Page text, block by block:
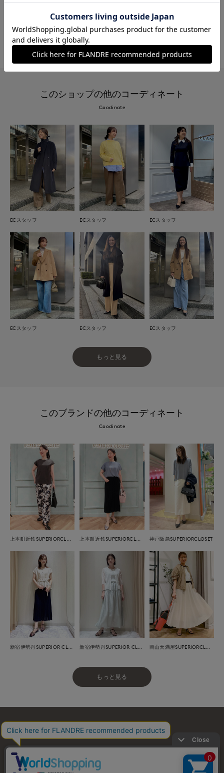
#ワンピース #通勤・仕事 #オフィスカジュアル
#骨格ストレート
#WEB限定 #シアー
このショップの他のコーディネート
Coodinate
ECスタッフ ECスタッフ ECスタッフ
ECスタッフ ECスタッフ ECスタッフ
もっと見る
このブランドの他のコーディネート
Coodinate
神戸阪急SUPERIORCLOSET
もっと見る
お問い合わせ 利用規約 プライバシーポリシー
特定商取引・古物営業法に基づく表示